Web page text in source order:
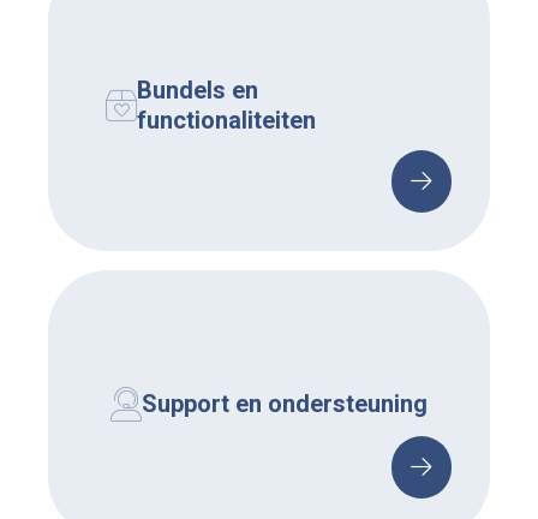
Bundels en
functionaliteiten
Support en ondersteuning